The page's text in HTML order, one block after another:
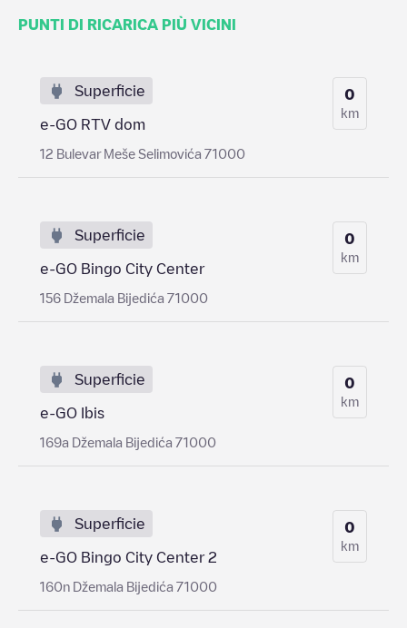
PUNTI DI RICARICA PIÙ VICINI
Superficie
e-GO RTV dom
12 Bulevar Meše Selimovića 71000
0
km
Superficie
e-GO Bingo City Center
156 Džemala Bijedića 71000
0
km
Superficie
e-GO Ibis
169a Džemala Bijedića 71000
0
km
Superficie
e-GO Bingo City Center 2
160n Džemala Bijedića 71000
0
km